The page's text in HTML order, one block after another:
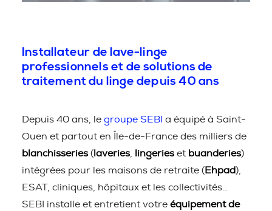
Installateur de lave-linge
professionnels et de solutions de
traitement du linge depuis 40 ans
Depuis 40 ans, le groupe SEBI a équipé à Saint-
Ouen et partout en Île-de-France des milliers de
blanchisseries ( laveries lingeries et buanderies)
intégrées pour les maisons de retraite (Ehpad),
ESAT, cliniques, hôpitaux et les collectivités…
SEBI installe et entretient votre équipement de